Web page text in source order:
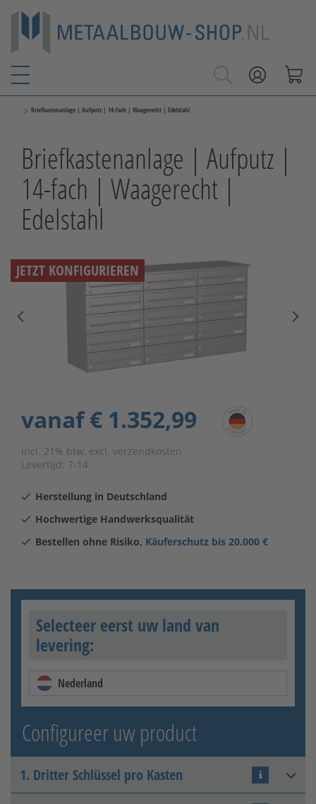
> Briefkastenanlage | Aufputz | 14-fach | Waagerecht | Edelstahl
Briefkastenanlage | Aufputz |
14-fach | Waagerecht |
Edelstahl
JETZT KONFIGURIEREN
vanaf€ 1.352,99
incl. 21% btw, excl. verzendkosten
Levertijd: 7-14
Herstellung in Deutschland
Hochwertige Handwerksqualität
Bestellen ohne Risiko, Käuferschutz bis 20.000 €
Selecteer eerst uw land van
levering:
Nederland
Configureer uw product
1. Dritter Schlüssel pro Kasten